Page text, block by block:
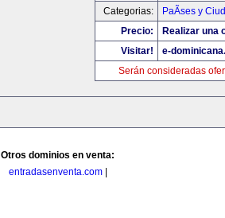
Categorias:
PaÃ­ses y
Precio:
Realizar una
Visitar!
e-
Serán consideradas
Otros dominios en venta:
entradasenventa.com|